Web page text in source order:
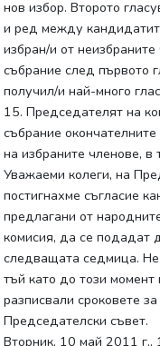
нов избор. Второто
и ред между
избран/и от
събрание след първото
получил/и най-много
15. Председателят на
събрание
на избраните членове, в
Уважаеми колеги, на
постигнахме съгласие
предлагани от
комисия, да се подадат
следващата седмица.
тъй като до този
разписвали сроковете
Председателски съвет.
Вторник, 10 май 2011 г.,